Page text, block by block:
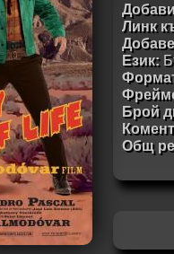
Линк
Език:
Брой
Общ